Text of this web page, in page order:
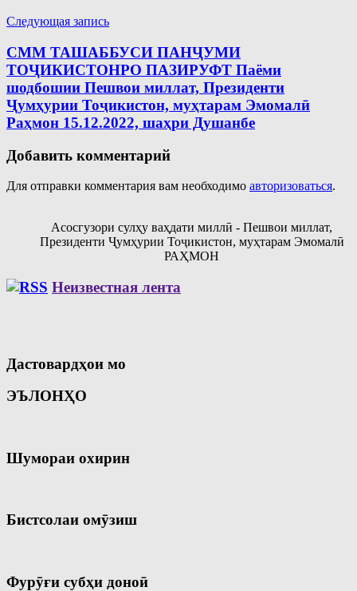
Следующая запись
СММ ТАШАББУСИ ПАНҶУМИ
ТОҶИКИСТОНРО ПАЗИРУФТ Паёми
шодбошии Пешвои миллат, Президенти
Ҷумҳурии Тоҷикистон, муҳтарам Эмомалӣ
Раҳмон 15.12.2022, шаҳри Душанбе
Добавить комментарий
Для отправки комментария вам необходимо авторизоваться.
Асосгузори сулҳу ваҳдати миллӣ - Пешвои миллат,
Президенти Ҷумҳурии Тоҷикистон, муҳтарам Эмомалӣ
РАҲМОН
Неизвестная лента
Дастовардҳои мо
ЭЪЛОНҲО
Шумораи охирин
Бистсолаи омӯзиш
Фурӯғи субҳи доноӣ